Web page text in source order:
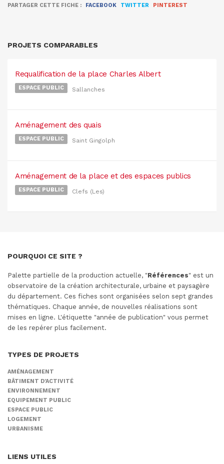
PARTAGER CETTE FICHE : FACEBOOK TWITTER PINTEREST
PROJETS COMPARABLES
Requalification de la place Charles Albert
ESPACE PUBLIC Sallanches
Aménagement des quais
ESPACE PUBLIC Saint Gingolph
Aménagement de la place et des espaces publics
ESPACE PUBLIC Clefs (Les)
POURQUOI CE SITE ?
Palette partielle de la production actuelle, "Références" est un
observatoire de la création architecturale, urbaine et paysagère
du département. Ces fiches sont organisées selon sept grandes
thématiques. Chaque année, de nouvelles réalisations sont
mises en ligne. L'étiquette "année de publication" vous permet
de les repérer plus facilement.
TYPES DE PROJETS
AMÉNAGEMENT
BÂTIMENT D'ACTIVITÉ
ENVIRONNEMENT
EQUIPEMENT PUBLIC
ESPACE PUBLIC
LOGEMENT
URBANISME
LIENS UTILES